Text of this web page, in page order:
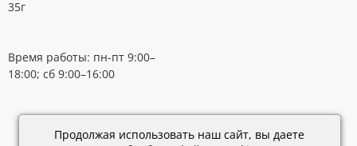
35г
Время работы: пн-пт 9:00–
18:00; сб 9:00–16:00
Каталог
28.02.2019
Продолжая использовать наш сайт, вы даете